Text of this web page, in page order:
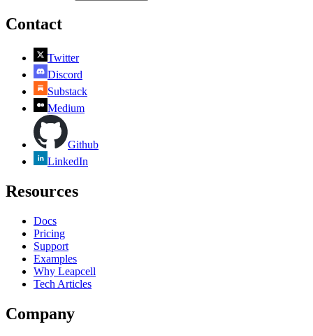
Contact
Twitter
Discord
Substack
Medium
Github
LinkedIn
Resources
Docs
Pricing
Support
Examples
Why Leapcell
Tech Articles
Company